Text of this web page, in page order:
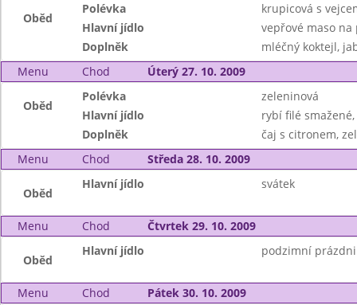
Oběd
Polévka
krupicová s
Hlavní jídlo
vepřové maso
Doplněk
mléčný koktejl,
Menu
Chod Úterý 27. 10. 2009
Oběd
Polévka
zeleninová
Hlavní jídlo
rybí filé
Doplněk
čaj s citronem,
Menu
Chod Středa 28. 10. 2009
Oběd
Hlavní jídlo svátek
Menu Chod Čtvrtek 29. 10. 2009
Oběd
Hlavní jídlo podzimní
Menu Chod Pátek 30. 10. 2009